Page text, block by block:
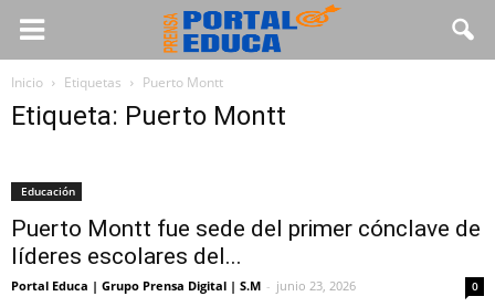
Inicio Etiquetas Puerto Montt
Etiqueta: Puerto Montt
Educación
Puerto Montt fue sede del primer cónclave de
líderes escolares del...
Portal Educa | Grupo Prensa Digital | S.M - junio 23, 2026 0